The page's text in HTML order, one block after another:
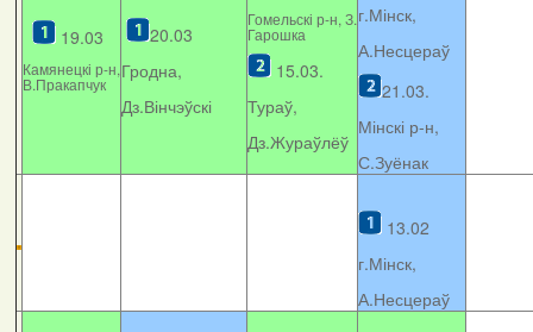
19.03
Камянецкі р-н,
В.Пракапчук
20.03
Гродна,
Дз.Вінчэўскі
Гомельскі р-н, З.
Гарошка
15.03.
Тураў,
Дз.Жураўлёў
г.Мінск,
А.Несцераў
21.03.
Мінскі р-н,
С.Зуёнак
13.02
г.Мінск,
А.Несцераў